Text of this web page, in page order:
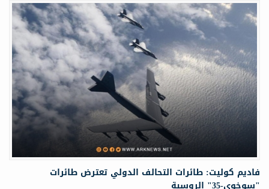
فاديم كوليت: طائرات التحالف الدولي تعترض طائرات
"سوخوي-35" الروسية